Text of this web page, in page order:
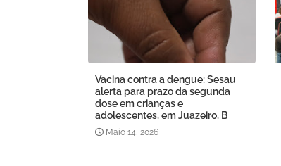
Vacina contra a dengue: Sesau
alerta para prazo da segunda
dose em crianças e
adolescentes, em Juazeiro, B
Maio 14, 2026